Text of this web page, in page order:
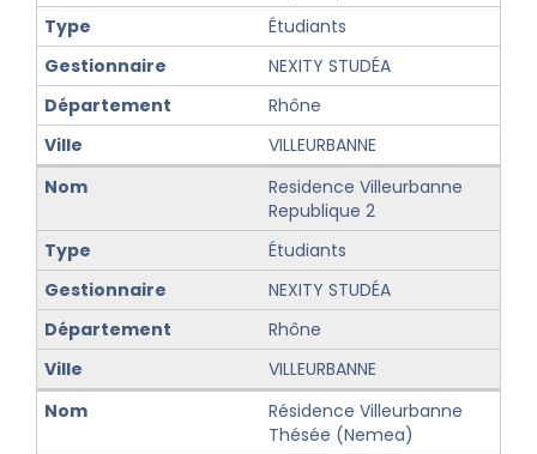
Étudiants
NEXITY STUDÉA
Rhône
VILLEURBANNE
Residence Villeurbanne
Republique 2
Étudiants
NEXITY STUDÉA
Rhône
VILLEURBANNE
Résidence Villeurbanne
Thésée (Nemea)